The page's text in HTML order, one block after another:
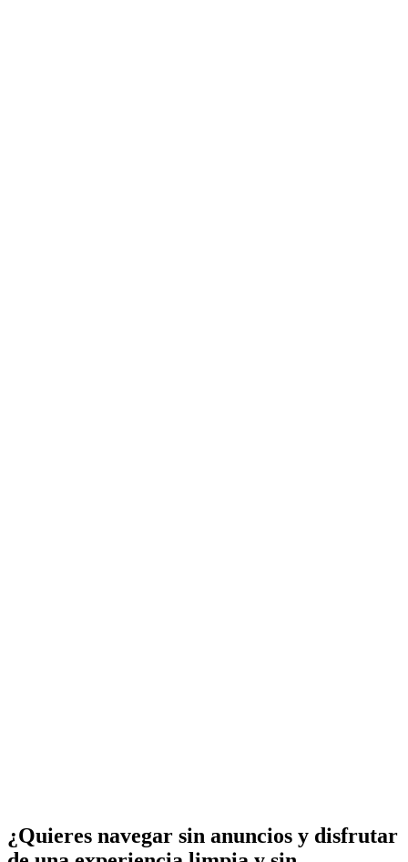
¿Quieres navegar sin anuncios y disfrutar